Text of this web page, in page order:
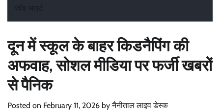
जॉब अलर्ट
दून में स्कूल के बाहर किडनैपिंग की
अफवाह, सोशल मीडिया पर फर्जी खबरों
से पैनिक
Posted on February 11, 2026 byनैनीताल लाइव डेस्क